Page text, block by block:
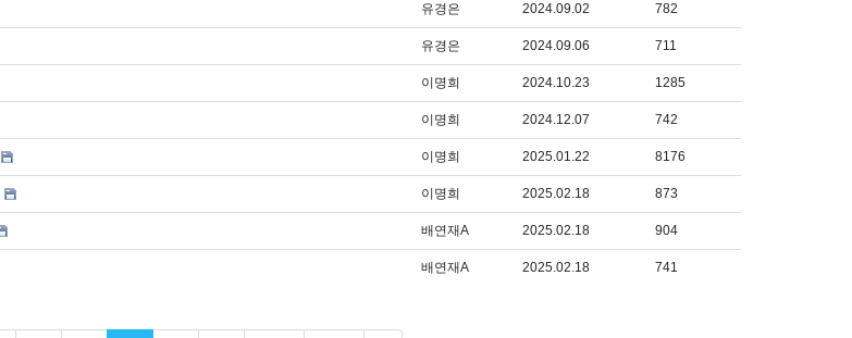
유경은 2024.09.02 782
유경은 2024.09.06 711
이명희 2024.10.23 1285
이명희 2024.12.07 742
이명희 2025.01.22 8176
이명희 2025.02.18 873
배연재A 2025.02.18 904
배연재A 2025.02.18 741